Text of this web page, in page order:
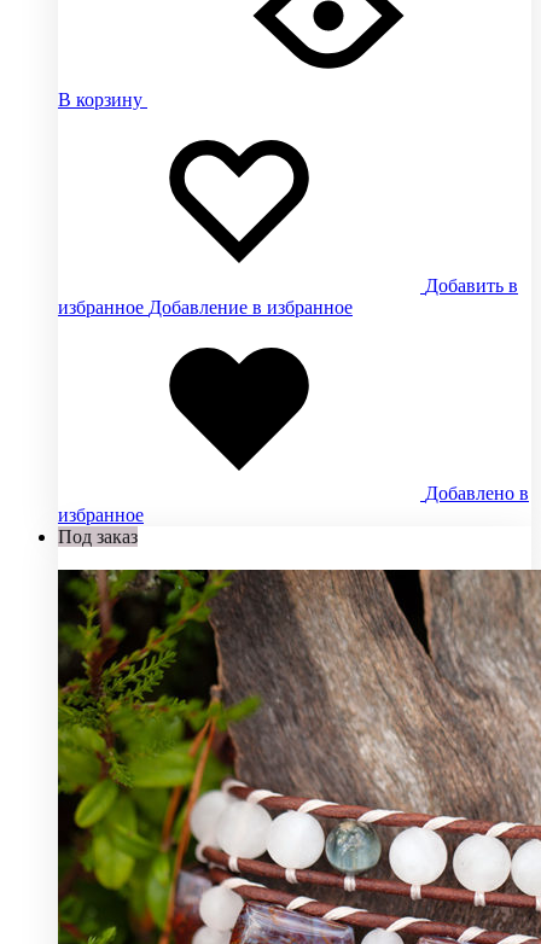
В корзину
Добавить в
избранное Добавление в избранное
Добавлено в
избранное
Под заказ